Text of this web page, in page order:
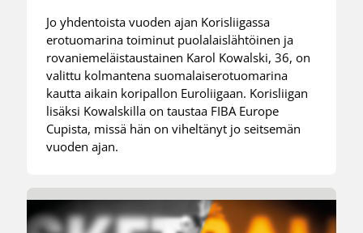
Jo yhdentoista vuoden ajan Korisliigassa
erotuomarina toiminut puolalaislähtöinen ja
rovaniemeläistaustainen Karol Kowalski, 36, on
valittu kolmantena suomalaiserotuomarina
kautta aikain koripallon Euroliigaan. Korisliigan
lisäksi Kowalskilla on taustaa FIBA Europe
Cupista, missä hän on viheltänyt jo seitsemän
vuoden ajan.